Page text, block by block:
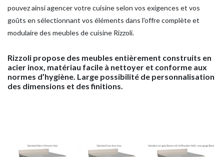
HOME
pouvez ainsi agencer votre cuisine selon vos exigences et vos
goûts en sélectionnant vos éléments dans l'offre complète et
modulaire des meubles de cuisine Rizzoli.
Rizzoli propose des meubles entièrement construits en
acier inox, matériau facile à nettoyer et conforme aux
normes d’hygiène. Large possibilité de personnalisation
des dimensions et des finitions.